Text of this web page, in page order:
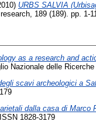
URBS SALVIA
189 (189). pp. 1-
as a research and
Nazionale delle
scavi archeologici a
dalla casa di Marco
1828-3179